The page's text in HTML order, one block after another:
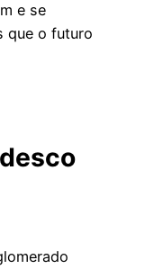
e se
que o futuro